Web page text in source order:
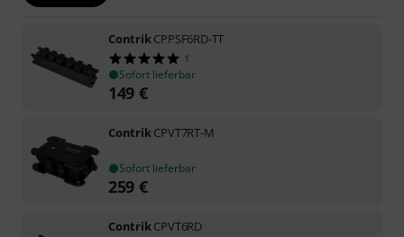
ContrikCPPSF6RD-TT
1
Sofort lieferbar
149 €
ContrikCPVT7RT-M
Sofort lieferbar
259 €
ContrikCPVT6RD